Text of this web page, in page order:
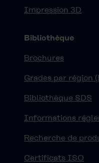
Impression 3D
Bibliothèque
Brochures
Grades par région
Bibliothèque SDS
Informations
Recherche de
Certificats ISO